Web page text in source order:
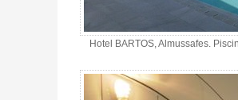
Hotel BARTOS, Almussafes.